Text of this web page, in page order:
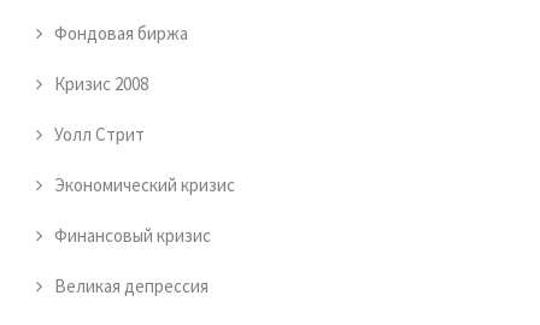
Фондовая биржа
Кризис 2008
Уолл Стрит
Экономический кризис
Финансовый кризис
Великая депрессия